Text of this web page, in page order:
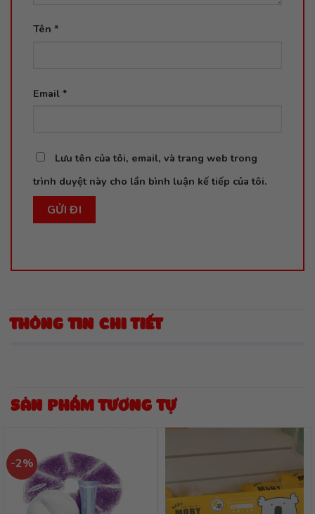
Tên *
Email *
Lưu tên của tôi, email, và trang web trong
trình duyệt này cho lần bình luận kế tiếp của tôi.
THÔNG TIN CHI TIẾT
SẢN PHẨM TƯƠNG TỰ
-2%